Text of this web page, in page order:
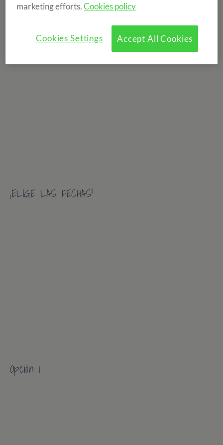
¡ELIGE LAS FECHAS!
Opción 1
marketing efforts.Cookies policy
Accept All Cookies
Cookies Settings